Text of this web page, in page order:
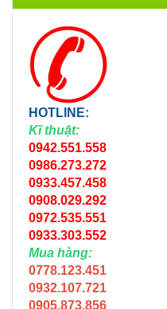
HOTLINE:
Kĩ thuật:
0942.551.558
0986.273.272
0933.457.458
0908.029.292
0972.535.551
0933.303.552
Mua hàng:
0778.123.451
0932.107.721
0905.873.856